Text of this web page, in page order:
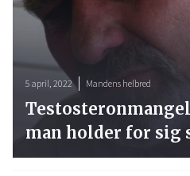
5 april, 2022 Mandens helbred
man holder for sig